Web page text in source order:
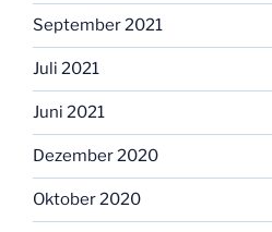
September 2021
Juli 2021
Juni 2021
Dezember 2020
Oktober 2020